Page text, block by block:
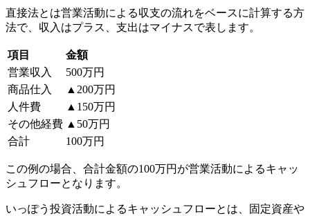
直接法とは営業活動による収支の流れをベースに計算する方
法で、収入はプラス、支出はマイナスで表します。
項目
金額
営業収入
500万円
商品仕入
▲200万円
人件費
▲150万円
その他経費 ▲50万円
合計
100万円
この例の場合、合計金額の100万円が営業活動によるキャッ
シュフローとなります。
いっぽう投資活動によるキャッシュフローとは、固定資産や